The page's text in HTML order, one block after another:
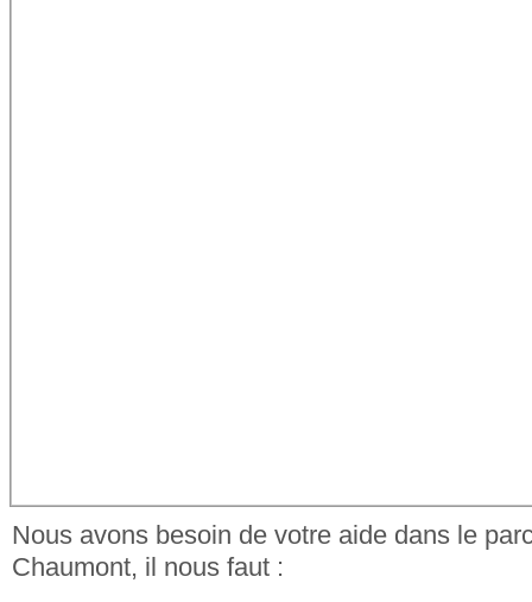
Nous avons besoin de votre aide dans le
Chaumont, il nous faut :